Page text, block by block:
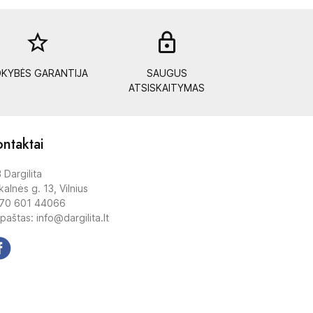
star_border
GARANTIJA
SAUGUS
ATSISKAITYMAS
Dargilita
g. 13, Vilnius
601 44066
info@dargilita.lt